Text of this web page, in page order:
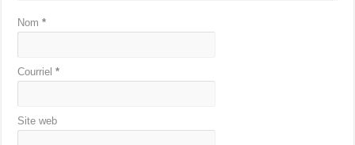
Nom*
Courriel*
Site web